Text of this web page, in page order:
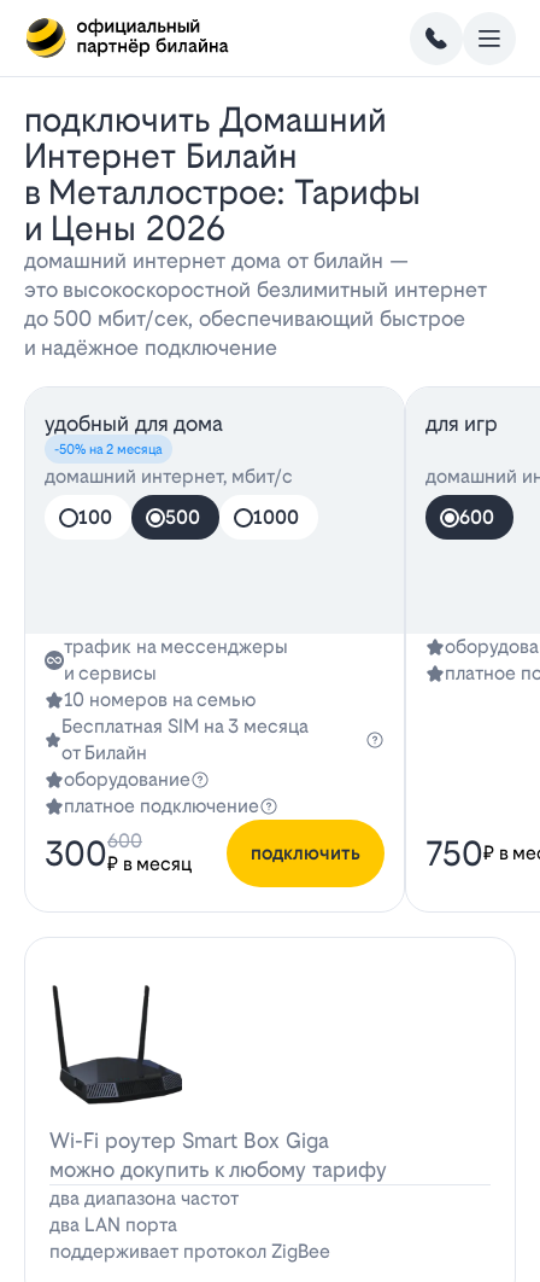
Подключить Домашний
Интернет Билайн
в Металлострое: Тарифы
и Цены 2026
домашний интернет дома от билайн —
это высокоскоростной безлимитный интернет
до 500 мбит/сек, обеспечивающий быстрое
и надёжное подключение
удобный для дома
-50% на 2 месяца
домашний интернет, мбит/с
100
500 1000
трафик на мессенджеры
и сервисы
10 номеров на семью
Бесплатная SIM на 3 месяца
от Билайн
оборудование
платное подключение
300₽ в месяц
600
подключить
для игр
домашний
600
платное
750₽ в
Wi-Fi роутер Smart Box Giga
можно докупить к любому тарифу
два диапазона частот
два LAN порта
поддерживает протокол ZigBee